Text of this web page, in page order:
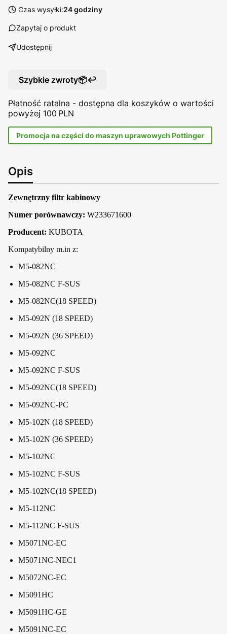
Czas wysyłki:24 godziny
Zapytaj o produkt
Udostępnij
Szybkie zwroty📦↩️
Płatność ratalna - dostępna dla koszyków o wartości
powyżej 100 PLN
Promocja na części do maszyn uprawowych Pottinger
Opis
Zewnętrzny filtr kabinowy
Numer porównawczy: W233671600
Producent: KUBOTA
Kompatybilny m.in z:
M5-082NC
M5-082NC F-SUS
M5-082NC(18 SPEED)
M5-092N (18 SPEED)
M5-092N (36 SPEED)
M5-092NC
M5-092NC F-SUS
M5-092NC(18 SPEED)
M5-092NC-PC
M5-102N (18 SPEED)
M5-102N (36 SPEED)
M5-102NC
M5-102NC F-SUS
M5-102NC(18 SPEED)
M5-112NC
M5-112NC F-SUS
M5071NC-EC
M5071NC-NEC1
M5072NC-EC
M5091HC
M5091HC-GE
M5091NC-EC